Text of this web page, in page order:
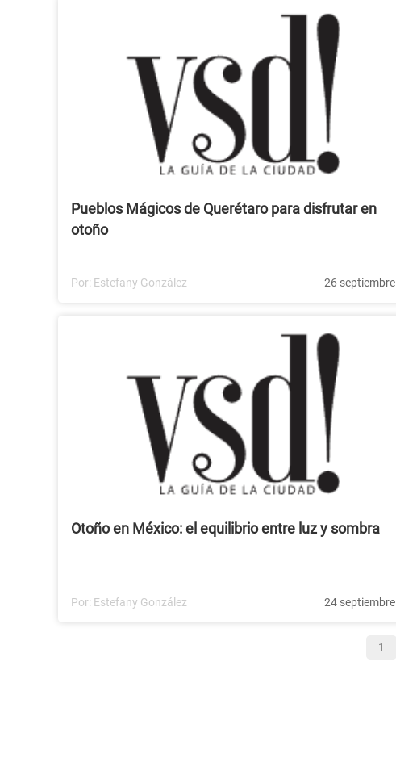
Pueblos Mágicos de Querétaro para disfrutar en
otoño
Por: Estefany González 26 septiembre
Otoño en México: el equilibrio entre luz y sombra
Por: Estefany González 24 septiembre
1